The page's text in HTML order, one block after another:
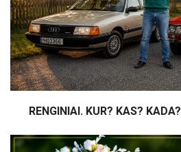
RENGINIAI. KUR? KAS? KADA?